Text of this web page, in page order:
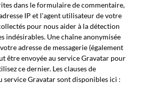
dans le formulaire de commentaire,
IP et l'agent utilisateur de votre
pour nous aider à la détection
indésirables. Une chaîne anonymisée
adresse de messagerie (également
être envoyée au service Gravatar pour
ce dernier. Les clauses de
service Gravatar sont disponibles ici :